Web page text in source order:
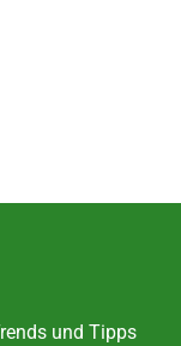
und Tipps